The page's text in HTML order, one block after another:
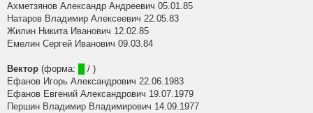
Ахметзянов Александр Андреевич 05.01.85
Натаров Владимир Алексеевич 22.05.83
Жилин Никита Иванович 12.02.85
Емелин Сергей Иванович 09.03.84
Вектор (форма:
/ )
Ефанов Игорь Александрович 22.06.1983
Ефанов Евгений Александрович 19.07.1979
Першин Владимир Владимирович 14.09.1977